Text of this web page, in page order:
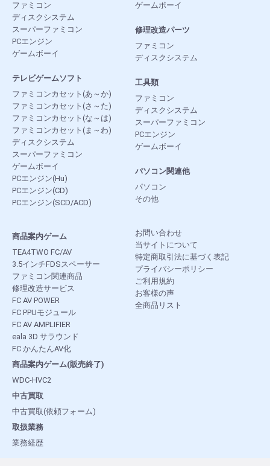
ファミコン
ディスクシステム
スーパーファミコン
PCエンジン
ゲームボーイ
テレビゲームソフト
ファミコンカセット(あ～か)
ファミコンカセット(さ～た)
ファミコンカセット(な～は)
ファミコンカセット(ま～わ)
ディスクシステム
スーパーファミコン
ゲームボーイ
PCエンジン(Hu)
PCエンジン(CD)
PCエンジン(SCD/ACD)
ゲームボーイ
修理改造パーツ
ファミコン
ディスクシステム
工具類
ファミコン
ディスクシステム
スーパーファミコン
PCエンジン
ゲームボーイ
パソコン関連他
パソコン
その他
商品案内ゲーム
TEA4TWO FC/AV
3.5インチFDSスペーサー
ファミコン関連商品
修理改造サービス
FC AV POWER
FC PPUモジュール
FC AV AMPLIFIER
eala 3D サラウンド
FC かんたんAV化
商品案内ゲーム(販売終了)
WDC-HVC2
中古買取
中古買取(依頼フォーム)
取扱業務
業務経歴
お問い合わせ
当サイトについて
特定商取引法に基づく表記
プライバシーポリシー
ご利用規約
お客様の声
全商品リスト